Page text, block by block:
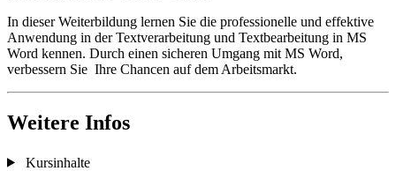
In dieser Weiterbildung lernen Sie die professionelle und effektive
Anwendung in der Textverarbeitung und Textbearbeitung in MS
Word kennen. Durch einen sicheren Umgang mit MS Word,
verbessern Sie Ihre Chancen auf dem Arbeitsmarkt.
Weitere Infos
Kursinhalte